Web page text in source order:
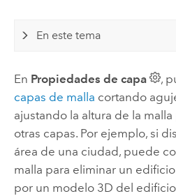
En este tema
En Propiedades de capa
,
capas de malla cortando
ajustando la altura de la
otras capas. Por ejemplo, si
área de una ciudad, puede
malla para eliminar un
por un modelo 3D del